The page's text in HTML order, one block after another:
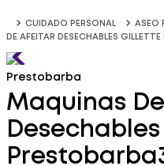
CUIDADO PERSONAL ASEO
DE AFEITAR DESECHABLES
Prestobarba
Maquinas